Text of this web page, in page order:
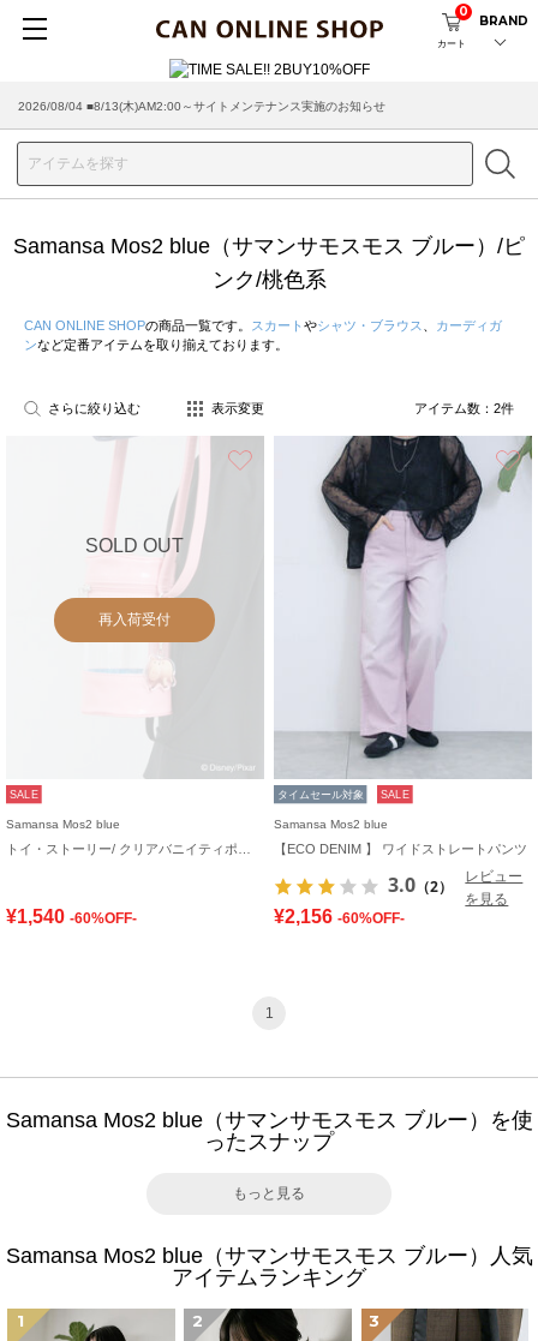
カート
0
BRAND
2026/08/04 ■8/13(木)AM2:00～サイトメンテナンス実施のお知らせ
Samansa Mos2 blue（サマンサモスモス ブルー）/ピ
ンク/桃色系
CAN ONLINE SHOPの商品一覧です。 スカート やシャツ・ブラウス
カーディガ
ンなど定番アイテムを取り揃えております。
さらに絞り込む 表示変更 アイテム数： 2件
SOLD OUT
再入荷受付
SALE
Samansa Mos2 blue
¥1,540 -60%OFF-
タイムセール対象 SALE
Samansa Mos2 blue
【ECO DENIM 】 ワイドストレートパンツ
3.0 （2）
レビュー
を見る
¥2,156 -60%OFF-
1
Samansa Mos2 blue（サマンサモスモス ブルー）を使
ったスナップ
もっと見る
Samansa Mos2 blue（サマンサモスモス ブルー）人気
アイテムランキング
1 2 3